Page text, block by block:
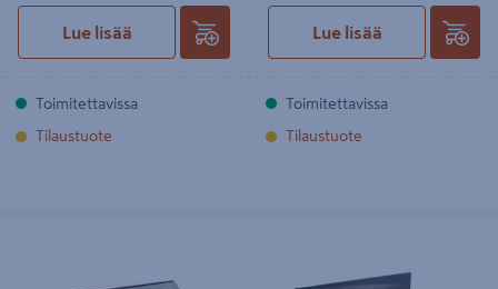
Lue lisää
Toimitettavissa
Tilaustuote
Lue lisää
Toimitettavissa
Tilaustuote